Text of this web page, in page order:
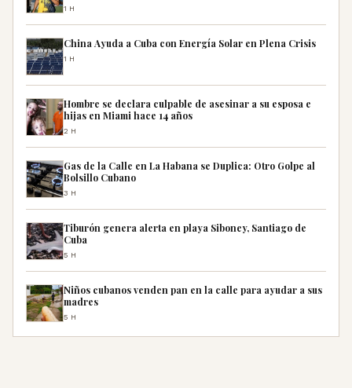
1H
China Ayuda a Cuba con Energía Solar en Plena Crisis
1H
Hombre se declara culpable de asesinar a su esposa e
hijas en Miami hace 14 años
2H
Gas de la Calle en La Habana se Duplica: Otro Golpe al
Bolsillo Cubano
3H
Tiburón genera alerta en playa Siboney, Santiago de
Cuba
5H
Niños cubanos venden pan en la calle para ayudar a sus
madres
5H